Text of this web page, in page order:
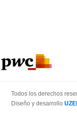
Todos los derechos
Diseño y desarrollo